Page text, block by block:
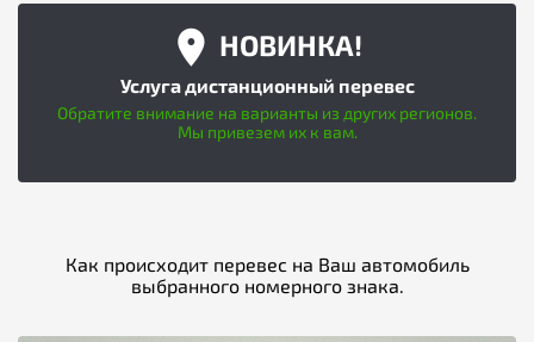
НОВИНКА!
Услуга дистанционный перевес
Обратите внимание на варианты из других регионов.
Мы привезем их к вам.
Как происходит перевес на Ваш автомобиль
выбранного номерного знака.